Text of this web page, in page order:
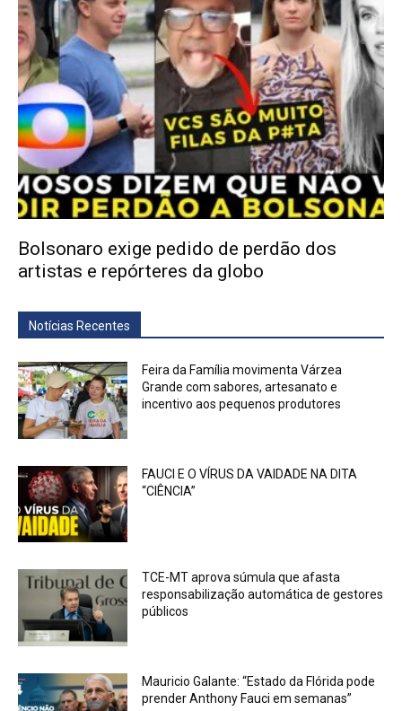
Bolsonaro exige pedido de perdão dos
artistas e repórteres da globo
Notícias Recentes
Feira da Família movimenta Várzea
Grande com sabores, artesanato e
incentivo aos pequenos produtores
FAUCI E O VÍRUS DA VAIDADE NA DITA
“CIÊNCIA”
TCE-MT aprova súmula que afasta
responsabilização automática de gestores
públicos
Mauricio Galante: “Estado da Flórida pode
prender Anthony Fauci em semanas”